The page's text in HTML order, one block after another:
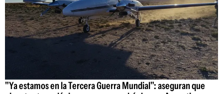
"Ya estamos en la Tercera Guerra Mundial": aseguran que